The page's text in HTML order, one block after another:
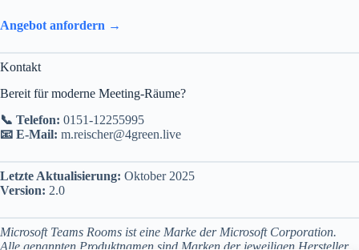
Angebot anfordern →
Kontakt
Bereit für moderne Meeting-Räume?
📞 Telefon: 0151-12255995
📧 E-Mail: m.reischer@4green.live
Letzte Aktualisierung: Oktober 2025
Version: 2.0
Microsoft Teams Rooms ist eine Marke der Microsoft Corporation.
Alle genannten Produktnamen sind Marken der jeweiligen Hersteller.